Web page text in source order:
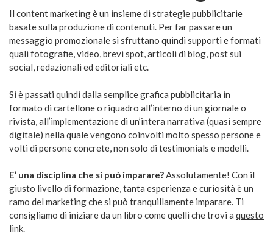
Il content marketing è un insieme di strategie pubblicitarie
basate sulla produzione di contenuti. Per far passare un
messaggio promozionale si sfruttano quindi supporti e formati
quali fotografie, video, brevi spot, articoli di blog, post sui
social, redazionali ed editoriali etc.
Si è passati quindi dalla semplice grafica pubblicitaria in
formato di cartellone o riquadro all’interno di un giornale o
rivista, all’implementazione di un’intera narrativa (quasi sempre
digitale) nella quale vengono coinvolti molto spesso persone e
volti di persone concrete, non solo di testimonials e modelli.
E’ una disciplina che si può imparare?Assolutamente! Con il
giusto livello di formazione, tanta esperienza e curiosità è un
ramo del marketing che si può tranquillamente imparare. Ti
consigliamo di iniziare da un libro come quelli che trovi a questo
link.